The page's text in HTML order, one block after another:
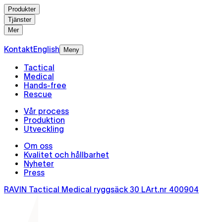
Produkter
Tjänster
Mer
KontaktEnglish Meny
Tactical
Medical
Hands-free
Rescue
Vår process
Produktion
Utveckling
Om oss
Kvalitet och hållbarhet
Nyheter
Press
RAVIN Tactical Medical ryggsäck 30 LArt.nr 400904